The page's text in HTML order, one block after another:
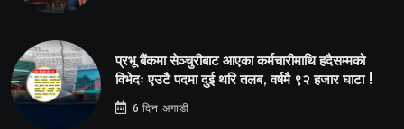
प्रभू बैंकमा सेञ्चुरीबाट आएका कर्मचारीमाथि हदैसम्मको
विभेदः एउटै पदमा दुई थरि तलब, वर्षमै ९२ हजार घाटा !
6 दिन अगाडी